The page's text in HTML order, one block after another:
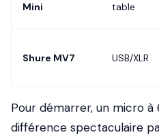
Mini
table
Shure MV7 USB/XLR
Pour démarrer, un micro
différence spectaculaire